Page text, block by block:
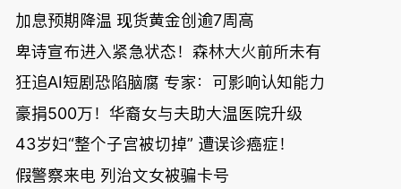
加息预期降温 现货黄金创逾7周高
卑诗宣布进入紧急状态！森林大火前所未有
狂追AI短剧恐陷脑腐 专家：可影响认知能力
豪捐500万！华裔女与夫助大温医院升级
43岁妇“整个子宫被切掉” 遭误诊癌症！
假警察来电 列治文女被骗卡号